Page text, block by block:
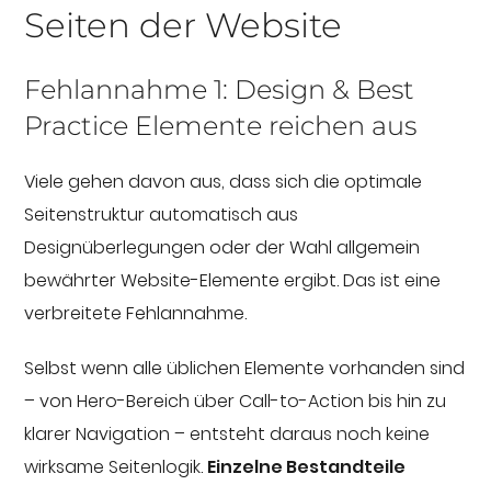
Seiten der Website
Fehlannahme 1: Design & Best
Practice Elemente reichen aus
Viele gehen davon aus, dass sich die optimale
Seitenstruktur automatisch aus
Designüberlegungen oder der Wahl allgemein
bewährter Website-Elemente ergibt. Das ist eine
verbreitete Fehlannahme.
Selbst wenn alle üblichen Elemente vorhanden sind
– von Hero-Bereich über Call-to-Action bis hin zu
klarer Navigation – entsteht daraus noch keine
wirksame Seitenlogik. Einzelne Bestandteile